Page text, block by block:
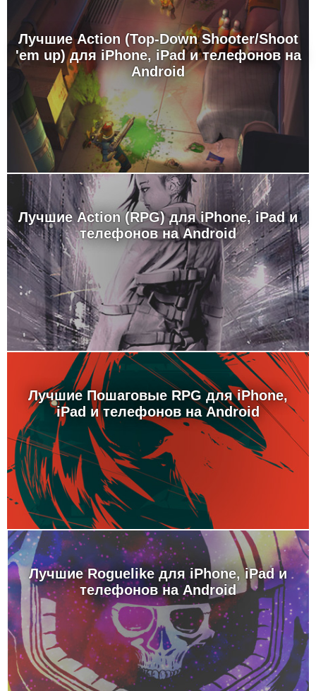
Лучшие Action (Top-Down Shooter/Shoot
'em up) для iPhone, iPad и телефонов на
Android
Лучшие Action (RPG) для iPhone, iPad и
телефонов на Android
Лучшие Пошаговые RPG для iPhone,
iPad и телефонов на Android
Лучшие Roguelike для iPhone, iPad и
телефонов на Android